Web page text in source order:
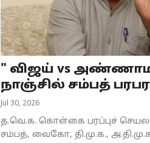
" விஜய் vs
நாஞ்சில் சம்பத்
Jul 30, 2026
த.வெ.க. கொள்கை பரப்புச்
சம்பத், வைகோ, தி.மு.க.,